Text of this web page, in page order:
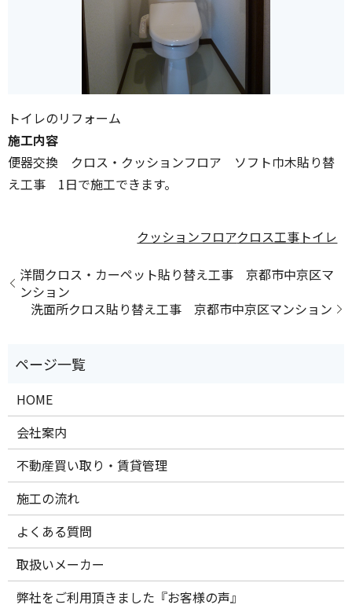
トイレのリフォーム
施工内容
便器交換 クロス・クッションフロア ソフト巾木貼り替
え工事 1日で施工できます。
クッションフロアクロス工事 トイレ
洋間クロス・カーペット貼り替え工事 京都市中京区マ
ンション
洗面所クロス貼り替え工事 京都市中京区マンション
HOME
会社案内
不動産買い取り・賃貸管理
施工の流れ
よくある質問
取扱いメーカー
弊社をご利用頂きました『お客様の声』